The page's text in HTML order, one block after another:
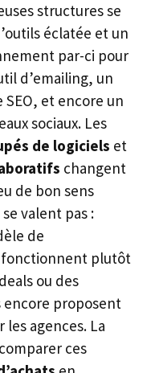
structures se
éclatée et un
par-ci pour
d’emailing, un
et encore un
sociaux. Les
de logiciels et
changent
de bon sens
valent pas :
de
fonctionnent plutôt
ou des
encore proposent
agences. La
ces